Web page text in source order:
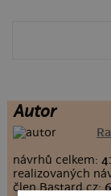
Autor
návrhů celkem:
realizovaných
člen Bastard.cz: